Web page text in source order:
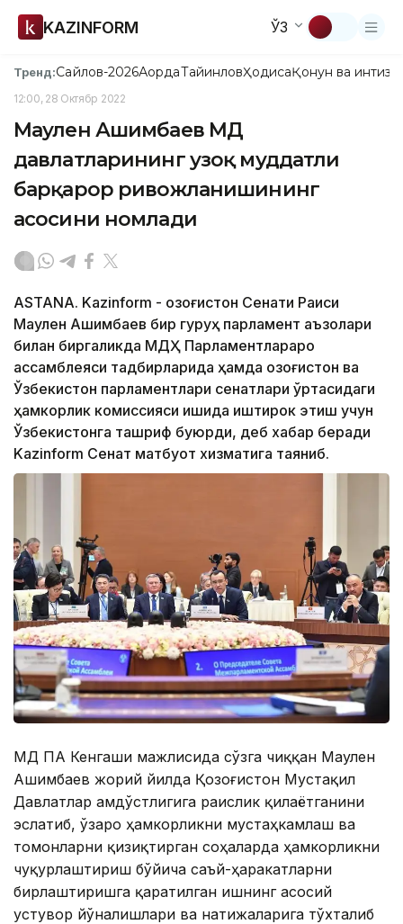
KAZINFORM ЎЗ
Тренд:Сайлов-2026АқордаТайинловҲодисаҚонун ва
12:00, 28 Октябр 2022
Маулен Ашимбаев МДҲ
давлатларининг узоқ муддатли
барқарор ривожланишининг
асосини номлади
ASTANA. Kazinform - Қозоғистон Сенати Раиси
Маулен Ашимбаев бир гуруҳ парламент аъзолари
билан биргаликда МДҲ Парламентлараро
ассамблеяси тадбирларида ҳамда Қозоғистон ва
Ўзбекистон парламентлари сенатлари ўртасидаги
ҳамкорлик комиссияси ишида иштирок этиш учун
Ўзбекистонга ташриф буюрди, деб хабар беради
Kazinform Сенат матбуот хизматига таяниб.
МДҲ ПА Кенгаши мажлисида сўзга чиққан Маулен
Ашимбаев жорий йилда Қозоғистон Мустақил
Давлатлар Ҳамдўстлигига раислик қилаётганини
эслатиб, ўзаро ҳамкорликни мустаҳкамлаш ва
томонларни қизиқтирган соҳаларда ҳамкорликни
чуқурлаштириш бўйича саъй-ҳаракатларни
бирлаштиришга қаратилган ишнинг асосий
устувор йўналишлари ва натижаларига тўхталиб